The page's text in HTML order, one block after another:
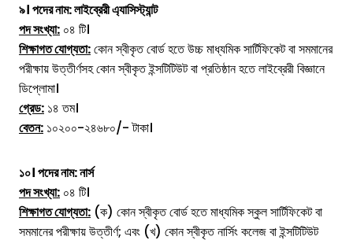
৯। পদের নাম:লাইব্রেরী এ্যাসিস্ট্যান্ট
পদ সংখ্যা: ০৪ টি।
শিক্ষাগত যোগ্যতা:কোন স্বীকৃত বোর্ড হতে উচ্চ মাধ্যমিক সার্টিফিকেট বা সমমানের
পরীক্ষায় উত্তীর্ণসহ কোন স্বীকৃত ইন্সটিটিউট বা প্রতিষ্ঠান হতে লাইব্রেরী বিজ্ঞানে
ডিপ্লোমা।
গ্রেড: ১৪ তম।
বেতন: ১০২০০-২৪৬৮০/- টাকা।
১০। পদের নাম:নার্স
পদ সংখ্যা: ০৪ টি।
শিক্ষাগত যোগ্যতা: (ক) কোন স্বীকৃত বোর্ড হতে মাধ্যমিক স্কুল সার্টিফিকেট বা
সমমানের পরীক্ষায় উত্তীর্ণ; এবং (খ) কোন স্বীকৃত নার্সিং কলেজ বা ইন্সটিটিউট